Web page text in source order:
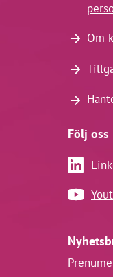
Om
Följ oss